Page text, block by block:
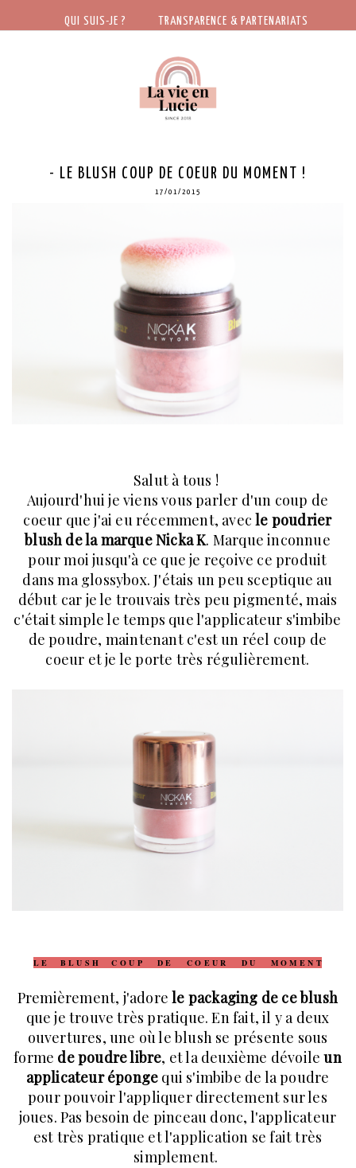
- LE BLUSH COUP DE COEUR DU MOMENT !
17/01/2015
Salut à tous !
Aujourd'hui je viens vous parler d'un coup de
coeur que j'ai eu récemment, avecle poudrier
blush de la marque Nicka K. Marque inconnue
pour moi jusqu'à ce que je reçoive ce produit
dans ma glossybox. J'étais un peu sceptique au
début car je le trouvais très peu pigmenté, mais
c'était simple le temps que l'applicateur s'imbibe
de poudre, maintenant c'est un réel coup de
coeur et je le porte très régulièrement.
L E B L U S H C O U P D E C O E U R D U M O M E N T
Premièrement, j'adorele packaging de ce blush
que je trouve très pratique. En fait, il y a deux
ouvertures, une où le blush se présente sous
forme de poudre libre, et la deuxième dévoileun
applicateur éponge qui s'imbibe de la poudre
pour pouvoir l'appliquer directement sur les
joues. Pas besoin de pinceau donc, l'applicateur
est très pratique et l'application se fait très
simplement.
QUI SUIS-JE ? TRANSPARENCE & PARTENARIATS